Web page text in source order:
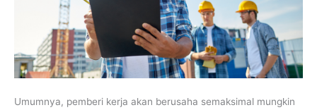
Umumnya, pemberi kerja akan berusaha semaksimal mungkin